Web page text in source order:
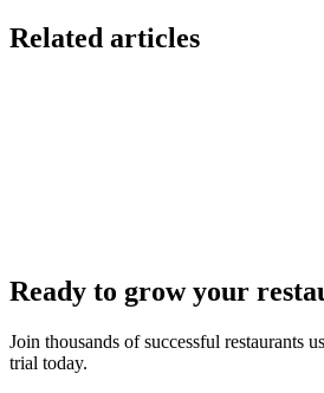
Related articles
Ready to grow your
Join thousands of successful restaurants
trial today.